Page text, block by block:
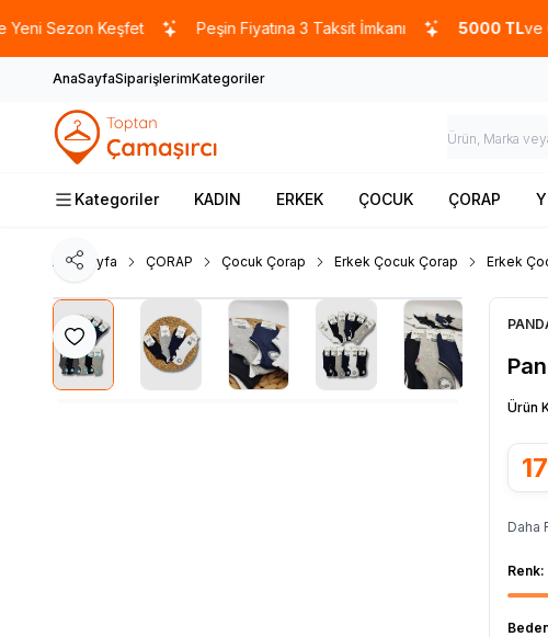
Keşfet Peşin Fiyatına 3 Taksit İmkanı 5000 TLve üzeri
AnaSayfaSiparişlerimKategoriler
Kategoriler KADIN ERKEK ÇOCUK ÇORAP
Ana Sayfa ÇORAP Çocuk Çorap Erkek Çocuk Çorap Erkek
Favoriye Ekle
Paylaş
Ürün
Daha
Renk: